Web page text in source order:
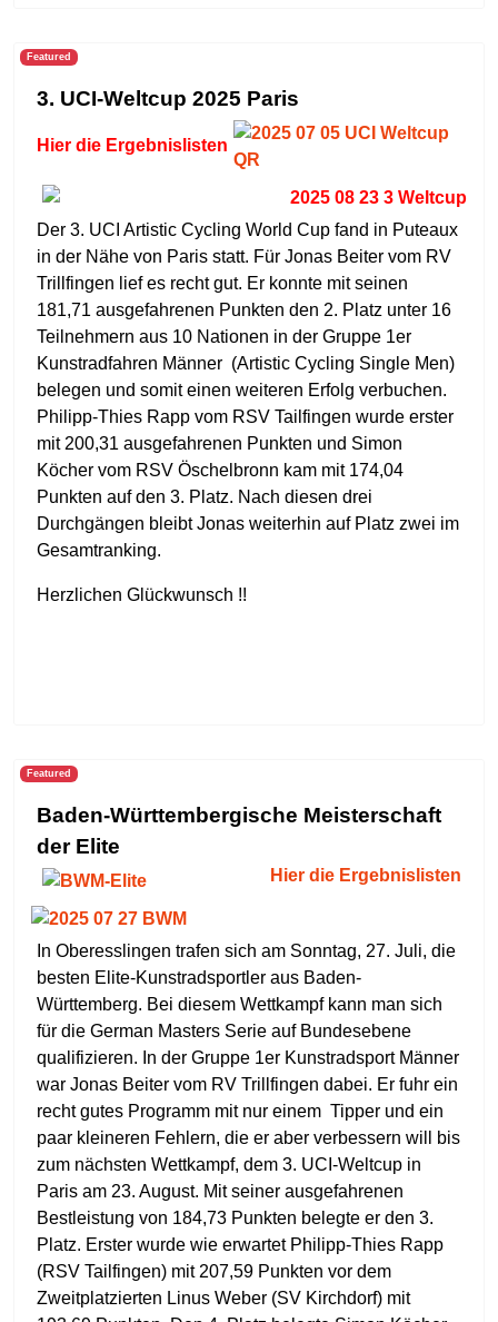
Featured
3. UCI-Weltcup 2025 Paris
Hier die Ergebnislisten
Der 3. UCI Artistic Cycling World Cup fand in Puteaux
in der Nähe von Paris statt. Für Jonas Beiter vom RV
Trillfingen lief es recht gut. Er konnte mit seinen
181,71 ausgefahrenen Punkten den 2. Platz unter 16
Teilnehmern aus 10 Nationen in der Gruppe 1er
Kunstradfahren Männer (Artistic Cycling Single Men)
belegen und somit einen weiteren Erfolg verbuchen.
Philipp-Thies Rapp vom RSV Tailfingen wurde erster
mit 200,31 ausgefahrenen Punkten und Simon
Köcher vom RSV Öschelbronn kam mit 174,04
Punkten auf den 3. Platz. Nach diesen drei
Durchgängen bleibt Jonas weiterhin auf Platz zwei im
Gesamtranking.
Herzlichen Glückwunsch !!
Featured
Baden-Württembergische Meisterschaft
der Elite
Hier die Ergebnislisten
In Oberesslingen trafen sich am Sonntag, 27. Juli, die
besten Elite-Kunstradsportler aus Baden-
Württemberg. Bei diesem Wettkampf kann man sich
für die German Masters Serie auf Bundesebene
qualifizieren. In der Gruppe 1er Kunstradsport Männer
war Jonas Beiter vom RV Trillfingen dabei. Er fuhr ein
recht gutes Programm mit nur einem Tipper und ein
paar kleineren Fehlern, die er aber verbessern will bis
zum nächsten Wettkampf, dem 3. UCI-Weltcup in
Paris am 23. August. Mit seiner ausgefahrenen
Bestleistung von 184,73 Punkten belegte er den 3.
Platz. Erster wurde wie erwartet Philipp-Thies Rapp
(RSV Tailfingen) mit 207,59 Punkten vor dem
Zweitplatzierten Linus Weber (SV Kirchdorf) mit